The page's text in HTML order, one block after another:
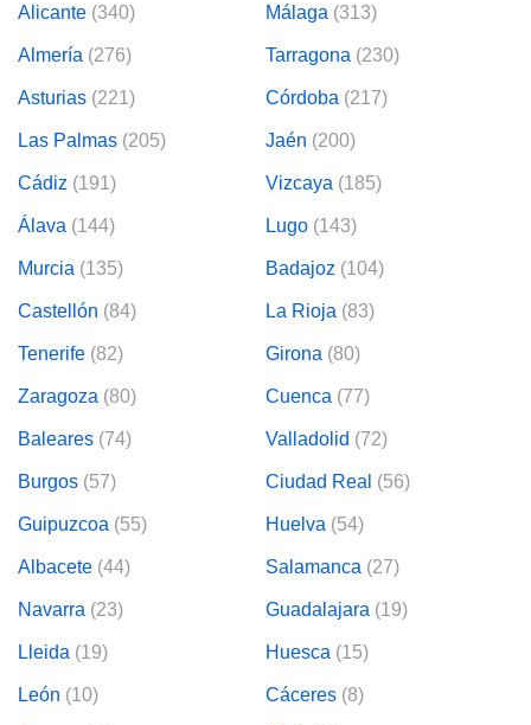
Alicante (340) Málaga (313)
Almería (276) Tarragona (230)
Asturias (221) Córdoba (217)
Las Palmas (205) Jaén (200)
Cádiz (191) Vizcaya (185)
Álava (144) Lugo (143)
Murcia (135) Badajoz (104)
Castellón (84) La Rioja (83)
Tenerife (82) Girona (80)
Zaragoza (80) Cuenca (77)
Baleares (74) Valladolid (72)
Burgos (57) Ciudad Real (56)
Guipuzcoa (55) Huelva (54)
Albacete (44) Salamanca (27)
Navarra (23) Guadalajara (19)
Lleida (19) Huesca (15)
León (10) Cáceres (8)